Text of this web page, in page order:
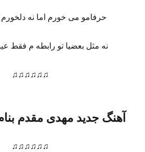
حرفامو می خورم اما نه دلخورم
نه مثل بعضیا تو رابطه م فقط
♫♫♫♫♫♫
آهنگ جدید مهدی مقدم
♫♫♫♫♫♫